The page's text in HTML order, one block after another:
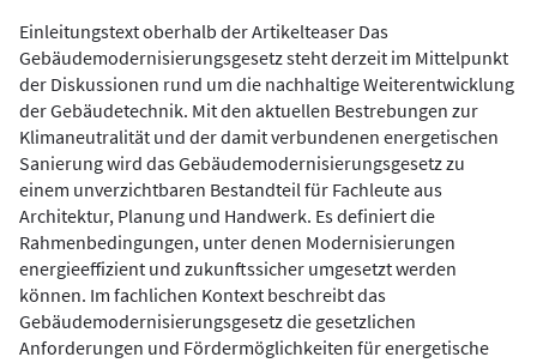
Einleitungstext oberhalb der Artikelteaser Das
Gebäudemodernisierungsgesetz steht derzeit im Mittelpunkt
der Diskussionen rund um die nachhaltige Weiterentwicklung
der Gebäudetechnik. Mit den aktuellen Bestrebungen zur
Klimaneutralität und der damit verbundenen energetischen
Sanierung wird das Gebäudemodernisierungsgesetz zu
einem unverzichtbaren Bestandteil für Fachleute aus
Architektur, Planung und Handwerk. Es definiert die
Rahmenbedingungen, unter denen Modernisierungen
energieeffizient und zukunftssicher umgesetzt werden
können. Im fachlichen Kontext beschreibt das
Gebäudemodernisierungsgesetz die gesetzlichen
Anforderungen und Fördermöglichkeiten für energetische